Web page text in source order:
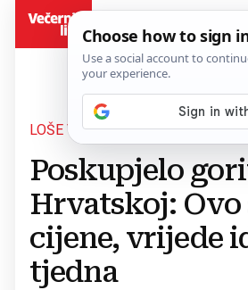
LOŠE VIJESTI ZA VOZAČE
Poskupjelo
Hrvatskoj: Ovo
cijene, vrijede
tjedna